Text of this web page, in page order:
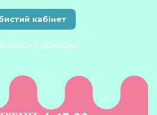
кабінет
заходи